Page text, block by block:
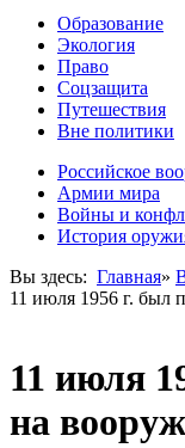
Образование
Экология
Право
Соцзащита
Путешествия
Вне политики
Российское
Армии мира
Войны и
История
Вы здесь: Главная»
11 июля 1956 г. был
11 июля
на